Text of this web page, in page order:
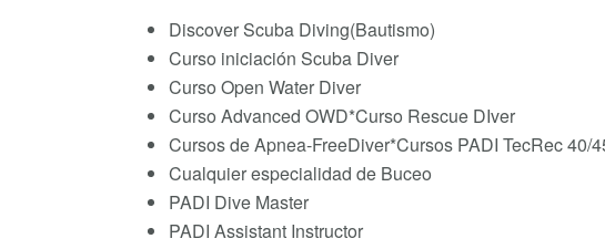
Discover Scuba Diving(Bautismo)
Curso iniciación Scuba Diver
Curso Open Water Diver
Curso Advanced OWD*Curso Rescue DIver
Cursos de Apnea-FreeDiver*Cursos PADI TecRec 40/
Cualquier especialidad de Buceo
PADI Dive Master
PADI Assistant Instructor